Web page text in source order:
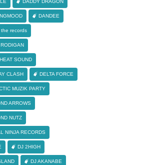
DADDY DRAGON
DANDEE
the records
SOUND
CLASH DELTA FORCE
MUZIK PARTY
ARROWS
NUTZ
NINJA RECORDS
DJ 2HIGH
DJ AKANABE